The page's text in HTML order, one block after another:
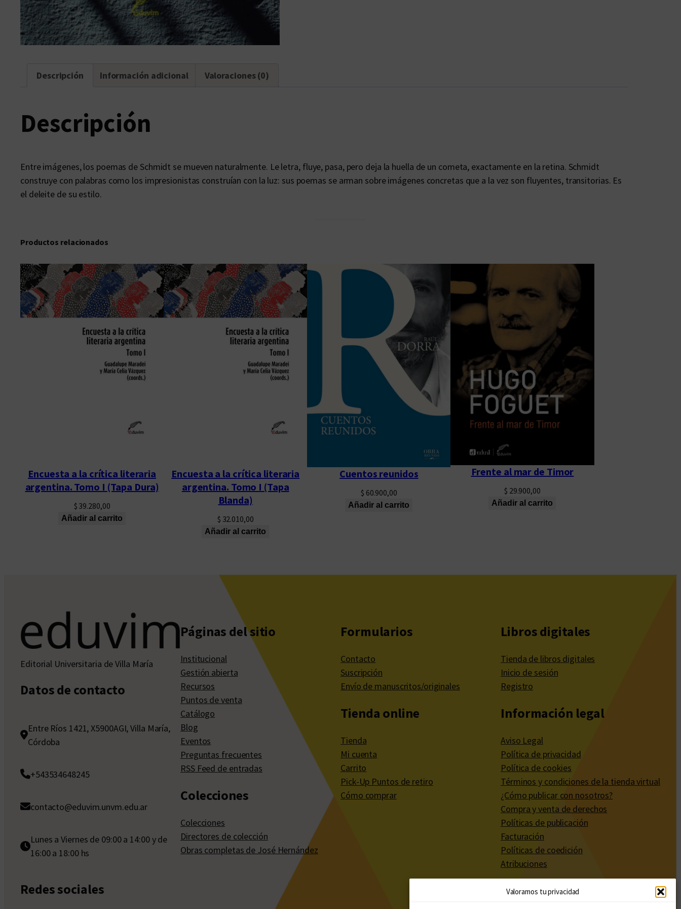
Valoramos tu privacidad
Descripción Información adicional Valoraciones (0)
Descripción
Entre imágenes, los poemas de Schmidt se mueven naturalmente. Le letra, fluye, pasa, pero deja la huella de un cometa, exactamente en la retina. Schmidt
construye con palabras como los impresionistas construían con la luz: sus poemas se arman sobre imágenes concretas que a la vez son fluyentes, transitorias. Es
el deleite de su estilo.
Productos relacionados
Encuesta a la crítica literaria
argentina. Tomo I (Tapa Dura)
$ 39.280,00
Añadir al carrito
Encuesta a la crítica literaria
argentina. Tomo I (Tapa
Blanda)
$ 32.010,00
Añadir al carrito
Cuentos reunidos
$ 60.900,00
Añadir al carrito
Frente al mar de Timor
$ 29.900,00
Añadir al carrito
Editorial Universitaria de Villa María
Datos de contacto
Entre Ríos 1421, X5900AGI, Villa María,
Córdoba
+543534648245
contacto@eduvim.unvm.edu.ar
Lunes a Viernes de 09:00 a 14:00 y de
16:00 a 18:00 hs
Redes sociales
Páginas del sitio
Institucional
Gestión abierta
Recursos
Puntos de venta
Catálogo
Blog
Eventos
Preguntas frecuentes
RSS Feed de entradas
Colecciones
Colecciones
Directores de colección
Obras completas de José Hernández
Formularios
Contacto
Suscripción
Envío de manuscritos/originales
Tienda online
Tienda
Mi cuenta
Carrito
Pick-Up Puntos de retiro
Cómo comprar
Libros digitales
Tienda de libros digitales
Inicio de sesión
Registro
Información legal
Aviso Legal
Política de privacidad
Política de cookies
Términos y condiciones de la tienda virtual
¿Cómo publicar con nosotros?
Compra y venta de derechos
Políticas de publicación
Facturación
Políticas de coedición
Atribuciones